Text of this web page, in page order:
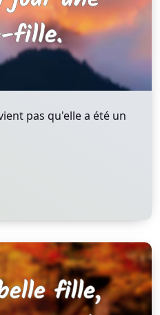
pas qu'elle a été un